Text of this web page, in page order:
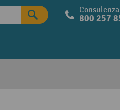
800 257